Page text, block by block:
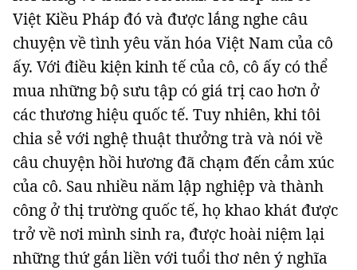
Việt Kiều Pháp đó và được lắng nghe câu
chuyện về tình yêu văn hóa Việt Nam của cô
ấy. Với điều kiện kinh tế của cô, cô ấy có thể
mua những bộ sưu tập có giá trị cao hơn ở
các thương hiệu quốc tế. Tuy nhiên, khi tôi
chia sẻ với nghệ thuật thưởng trà và nói về
câu chuyện hồi hương đã chạm đến cảm xúc
của cô. Sau nhiều năm lập nghiệp và thành
công ở thị trường quốc tế, họ khao khát được
trở về nơi mình sinh ra, được hoài niệm lại
những thứ gắn liền với tuổi thơ nên ý nghĩa